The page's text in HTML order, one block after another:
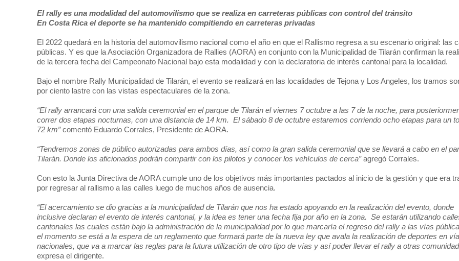
El rally es una modalidad del automovilismo que se realiza en carreteras públicas con control del tránsito
En Costa Rica el deporte se ha mantenido compitiendo en carreteras privadas
El 2022 quedará en la historia del automovilismo nacional como el año en que el Rallismo regresa a su escenario original: las
públicas. Y es que la Asociación Organizadora de Rallies (AORA) en conjunto con la Municipalidad de Tilarán confirman la
de la tercera fecha del Campeonato Nacional bajo esta modalidad y con la declaratoria de interés cantonal para la localidad.
Bajo el nombre Rally Municipalidad de Tilarán, el evento se realizará en las localidades de Tejona y Los Angeles, los tramos
por ciento lastre con las vistas espectaculares de la zona.
“El rally arrancará con una salida ceremonial en el parque de Tilarán el viernes 7 octubre a las 7 de la noche, para
correr dos etapas nocturnas, con una distancia de 14 km. El sábado 8 de octubre estaremos corriendo ocho etapas para un
72 km” comentó Eduardo Corrales, Presidente de AORA.
“Tendremos zonas de público autorizadas para ambos días, así como la gran salida ceremonial que se llevará a cabo en el
Tilarán. Donde los aficionados podrán compartir con los pilotos y conocer los vehículos de cerca”agregó Corrales.
Con esto la Junta Directiva de AORA cumple uno de los objetivos más importantes pactados al inicio de la gestión y que era
por regresar al rallismo a las calles luego de muchos años de ausencia.
“El acercamiento se dio gracias a la municipalidad de Tilarán que nos ha estado apoyando en la realización del evento, donde
inclusive declaran el evento de interés cantonal, y la idea es tener una fecha fija por año en la zona. Se estarán utilizando
cantonales las cuales están bajo la administración de la municipalidad por lo que marcaría el regreso del rally a las vías
el momento se está a la espera de un reglamento que formará parte de la nueva ley que avala la realización de deportes en
nacionales, que va a marcar las reglas para la futura utilización de otro tipo de vías y así poder llevar el rally a otras
expresa el dirigente.